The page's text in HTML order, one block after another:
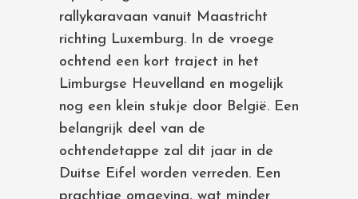
rallykaravaan vanuit Maastricht
richting Luxemburg. In de vroege
ochtend een kort traject in het
Limburgse Heuvelland en mogelijk
nog een klein stukje door België. Een
belangrijk deel van de
ochtendetappe zal dit jaar in de
Duitse Eifel worden verreden. Een